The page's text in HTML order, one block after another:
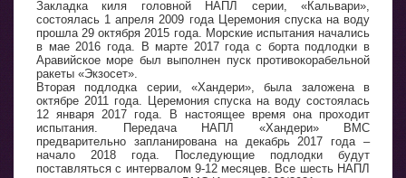
Закладка киля головной НАПЛ серии, «Кальвари»,
состоялась 1 апреля 2009 года Церемония спуска на воду
прошла 29 октября 2015 года. Морские испытания начались
в мае 2016 года. В марте 2017 года с борта подлодки в
Аравийское море был выполнен пуск противокорабельной
ракеты «Экзосет».
Вторая подлодка серии, «Хандери», была заложена в
октябре 2011 года. Церемония спуска на воду состоялась
12 января 2017 года. В настоящее время она проходит
испытания. Передача НАПЛ «Хандери» ВМС
предварительно запланирована на декабрь 2017 года –
начало 2018 года. Последующие подлодки будут
поставляться с интервалом 9-12 месяцев. Все шесть НАПЛ